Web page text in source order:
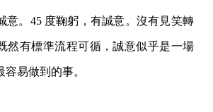
意。45 度鞠躬，有誠意。沒有見笑轉
然有標準流程可循，誠意似乎是一場
易做到的事。